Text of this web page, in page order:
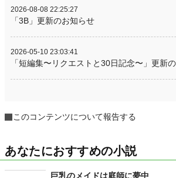
2026-08-08 22:25:27
「3B」更新のお知らせ
2026-05-10 23:03:41
「短編集〜リクエストと30日記念〜」更新
このコンテンツについて報告する
あなたにおすすめの小説
巨乳のメイドは庭師に夢中